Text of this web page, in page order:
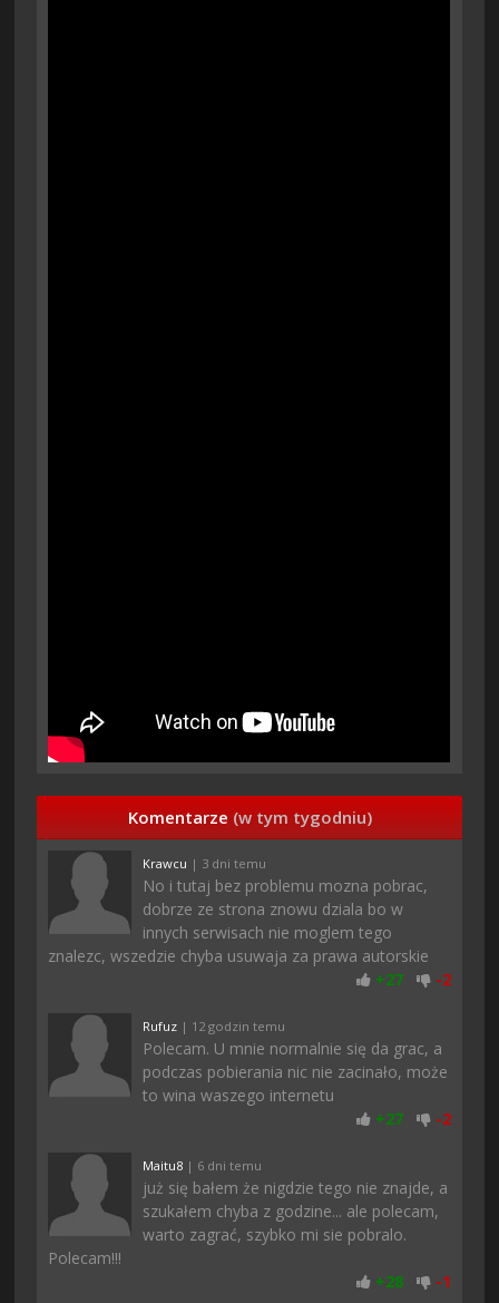
Komentarze (w tym tygodniu)
Krawcu | 3 dni temu
No i tutaj bez problemu mozna pobrac,
dobrze ze strona znowu dziala bo w
innych serwisach nie moglem tego
znalezc, wszedzie chyba usuwaja za prawa autorskie
+27 -2
Rufuz | 12 godzin temu
Polecam. U mnie normalnie się da grac, a
podczas pobierania nic nie zacinało, może
to wina waszego internetu
+27 -2
Maitu8 | 6 dni temu
już się bałem że nigdzie tego nie znajde, a
szukałem chyba z godzine... ale polecam,
warto zagrać, szybko mi sie pobralo.
Polecam!!!
+28 -1